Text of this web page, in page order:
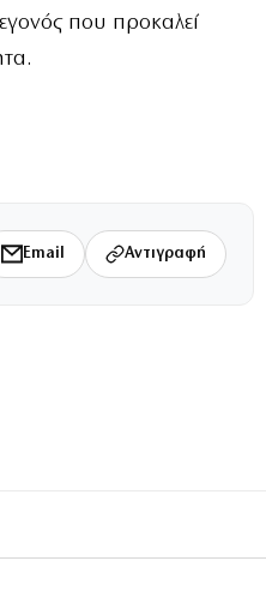
που προκαλεί
Email Αντιγραφή